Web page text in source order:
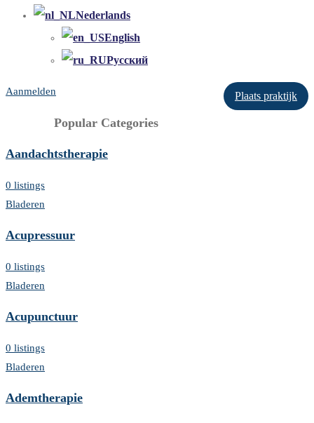
Nederlands
English
Русский
Aanmelden Plaats praktijk
Popular Categories
Aandachtstherapie
0 listings
Bladeren
Acupressuur
0 listings
Bladeren
Acupunctuur
0 listings
Bladeren
Ademtherapie